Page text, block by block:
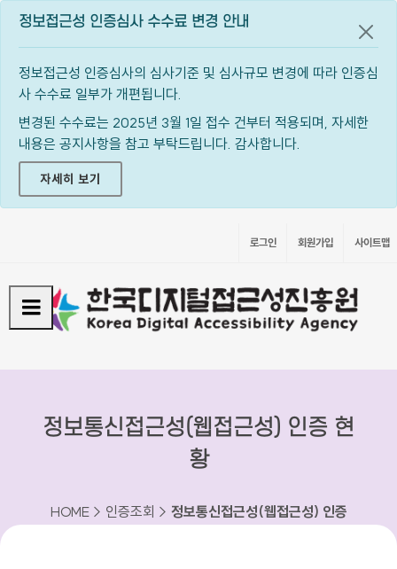
정보접근성 인증심사 수수료 변경 안내
정보접근성 인증심사의 심사기준 및 심사규모 변경에 따라 인증심
사 수수료 일부가 개편됩니다.
변경된 수수료는 2025년 3월 1일 접수 건부터 적용되며, 자세한
내용은 공지사항을 참고 부탁드립니다. 감사합니다.
자세히 보기
공지
로그인 회원가입 사이트맵
정보통신접근성(웹접근성) 인증 현
황
HOME > 인증조회 > 정보통신접근성(웹접근성) 인증